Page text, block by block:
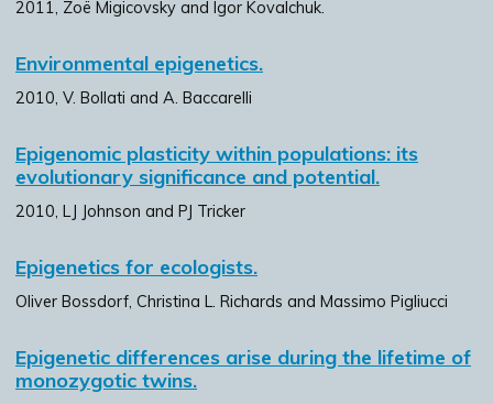
2011, Zoë Migicovsky and Igor Kovalchuk.
Environmental epigenetics.
2010, V. Bollati and A. Baccarelli
Epigenomic plasticity within populations: its
evolutionary significance and potential.
2010, LJ Johnson and PJ Tricker
Epigenetics for ecologists.
Oliver Bossdorf, Christina L. Richards and Massimo Pigliucci
Epigenetic differences arise during the lifetime of
monozygotic twins.